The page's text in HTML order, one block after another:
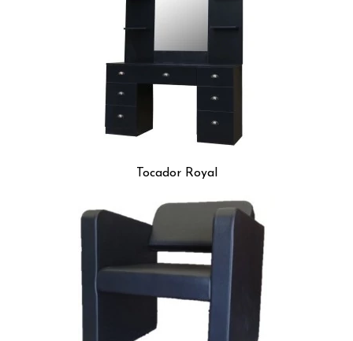
Tocador Royal